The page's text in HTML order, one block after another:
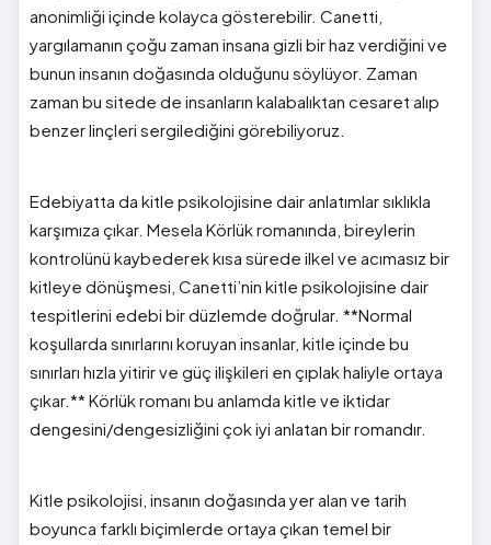
anonimliği içinde kolayca gösterebilir. Canetti,
yargılamanın çoğu zaman insana gizli bir haz verdiğini ve
bunun insanın doğasında olduğunu söylüyor. Zaman
zaman bu sitede de insanların kalabalıktan cesaret alıp
benzer linçleri sergilediğini görebiliyoruz.
Edebiyatta da kitle psikolojisine dair anlatımlar sıklıkla
karşımıza çıkar. Mesela Körlük romanında, bireylerin
kontrolünü kaybederek kısa sürede ilkel ve acımasız bir
kitleye dönüşmesi, Canetti’nin kitle psikolojisine dair
tespitlerini edebi bir düzlemde doğrular. **Normal
koşullarda sınırlarını koruyan insanlar, kitle içinde bu
sınırları hızla yitirir ve güç ilişkileri en çıplak haliyle ortaya
çıkar.** Körlük romanı bu anlamda kitle ve iktidar
dengesini/dengesizliğini çok iyi anlatan bir romandır.
Kitle psikolojisi, insanın doğasında yer alan ve tarih
boyunca farklı biçimlerde ortaya çıkan temel bir